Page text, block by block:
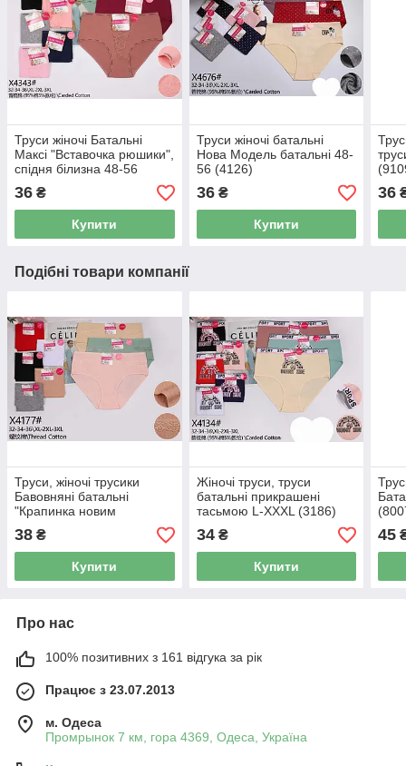
Труси жіночі Батальні
Максі "Вставочка рюшики",
спідня білизна 48-56
(4343)
36 ₴
Купити
Труси жіночі батальні
Нова Модель батальні 48-
56 (4126)
36₴
Купити
36
Подібні товари компанії
Труси, жіночі трусики
Бавовняні батальні
"Крапинка новим
38 ₴
Купити
Жіночі труси, труси
батальні прикрашені
тасьмою L-XXXL (3186)
34₴
Купити
45
Про нас
100% позитивних з 161 відгука за рік
Працює з 23.07.2013
м. Одеса
Промрынок 7 км, гора 4369, Одеса, Україна